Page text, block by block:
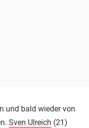
und bald wieder von
Sven Ulreich (21)